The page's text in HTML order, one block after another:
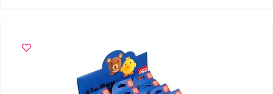
tenké linky. Určené pro hutnější barvy, kde je důležitá
pevnost a odolnost. OBSAH BALENÍ: - 3 ks štětců Velikost:
8, 10, 12 Barva: stříbrná/černá Materiál: syntetické vlákno
POUŽITÍ: Na malbu akrylovými, akvarelovými,